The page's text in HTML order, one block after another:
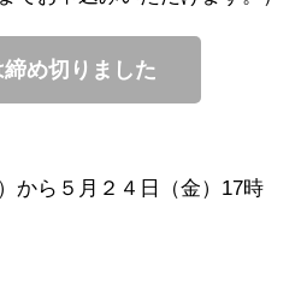
め切りました
から５月２４日（金）17時